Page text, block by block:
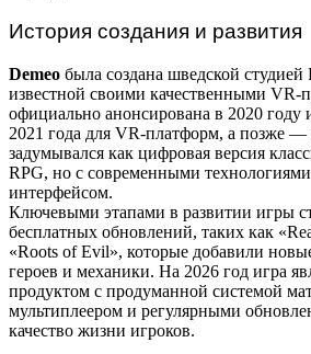
История создания и развития
Demeo была создана шведской студией
известной своими качественными VR-
официально анонсирована в 2020 году
2021 года для VR-платформ, а позже —
задумывался как цифровая версия
RPG, но с современными
интерфейсом.
Ключевыми этапами в развитии игры
бесплатных обновлений, таких как
«Roots of Evil», которые добавили
героев и механики. На 2026 год игра
продуктом с продуманной системой
мультиплеером и регулярными
качество жизни игроков.